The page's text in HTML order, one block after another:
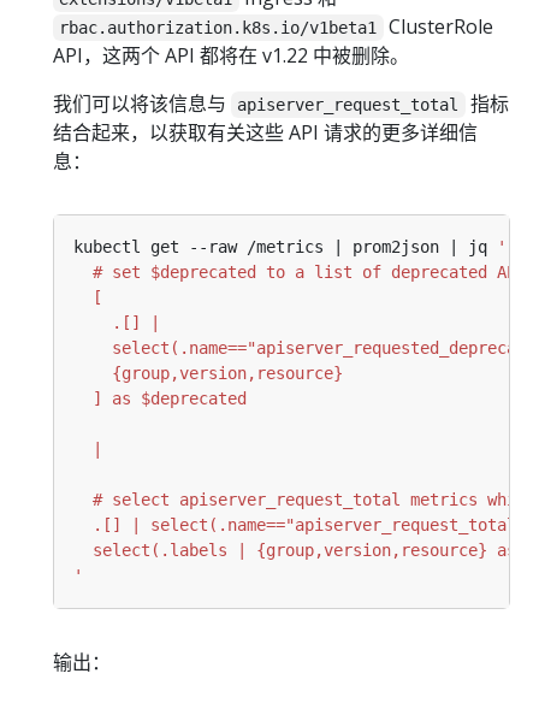
rbac.authorization.k8s.io/v1beta1
ClusterRole
API，这两个 API 都将在 v1.22 中被删除。
我们可以将该信息与
apiserver_request_total
指标
结合起来，以获取有关这些 API 请求的更多详细信
息：
kubectl get --raw /metrics | prom2json | jq
'
输出：